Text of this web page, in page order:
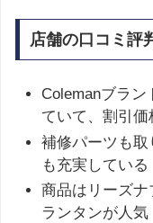
店舗の口コミ評
Colemanブラ
ていて、割引
補修パーツも
も充実している
商品はリーズ
ランタンが人気